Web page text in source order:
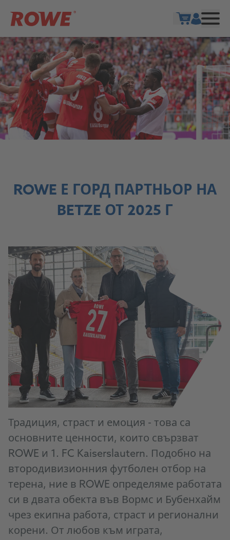
ROWE Е ГОРД ПАРТНЬОР НА
BETZE ОТ 2025 Г
Традиция, страст и емоция - това са
основните ценности, които свързват
ROWE и 1. FC Kaiserslautern. Подобно на
втородивизионния футболен отбор на
терена, ние в ROWE определяме работата
си в двата обекта във Вормс и Бубенхайм
чрез екипна работа, страст и регионални
корени. От любов към играта,